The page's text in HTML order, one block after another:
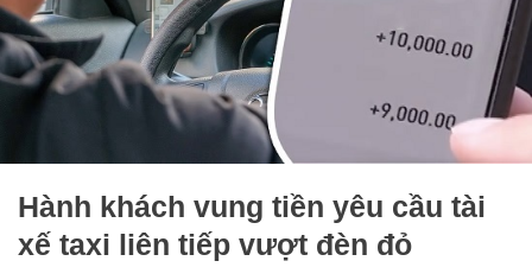
Hành khách vung tiền yêu cầu tài
xế taxi liên tiếp vượt đèn đỏ